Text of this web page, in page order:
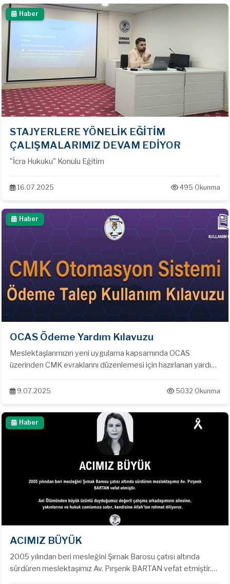
Haber
STAJYERLERE YÖNELİK EĞİTİM
ÇALIŞMALARIMIZ DEVAM EDİYOR
"İcra Hukuku" Konulu Eğitim
16.07.2025 495 Okunma
Haber
OCAS Ödeme Yardım Kılavuzu
Meslektaşlarımızın yeni uygulama kapsamında OCAS
üzerinden CMK evraklarını düzenlemesi için hazırlanan yardım
9.07.2025 5032 Okunma
Haber
ACIMIZ BÜYÜK
2005 yılından beri mesleğini Şırnak Barosu çatısı altında
sürdüren meslektaşımız Av. Pırşenk BARTAN vefat etmiştir.